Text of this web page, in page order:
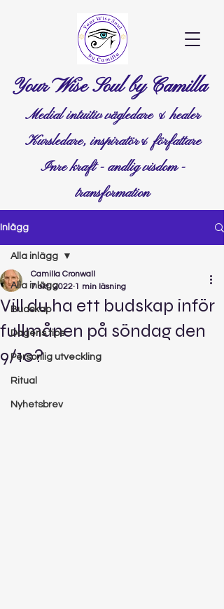
Your Wise Soul by Camilla
Medial intuitiv vägledare & healer
Kursledare, inspiratör& författare
Inre kraft - andlig visdom -
transformation
Inlägg
Alla inlägg
Budskap
Dagens tips
Personlig utveckling
Ritual
Nyhetsbrev
Alla inlägg
Vill du ha ett budskap inför
fullmånen på söndag den
9/10?
Camilla Cronwall
7 okt. 2022 1 min läsning